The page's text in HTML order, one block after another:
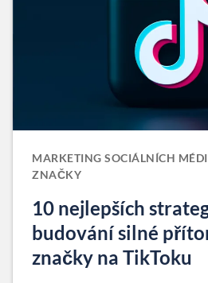
MARKETING SOCIÁLNÍCH
ZNAČKY
10 nejlepších
budování silné
značky na TikToku